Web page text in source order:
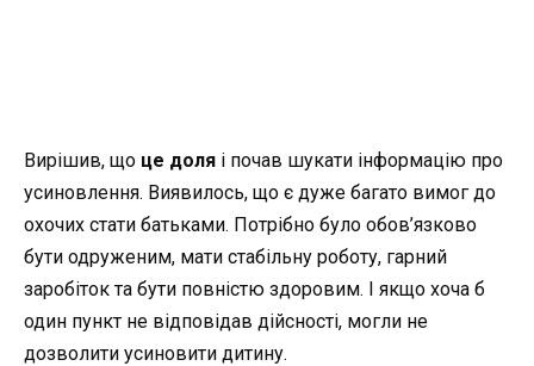
Вирішив, що це доля і почав шукати інформацію про
усиновлення. Виявилось, що є дуже багато вимог до
охочих стати батьками. Потрібно було обов’язково
бути одруженим, мати стабільну роботу, гарний
заробіток та бути повністю здоровим. І якщо хоча б
один пункт не відповідав дійсності, могли не
дозволити усиновити дитину.